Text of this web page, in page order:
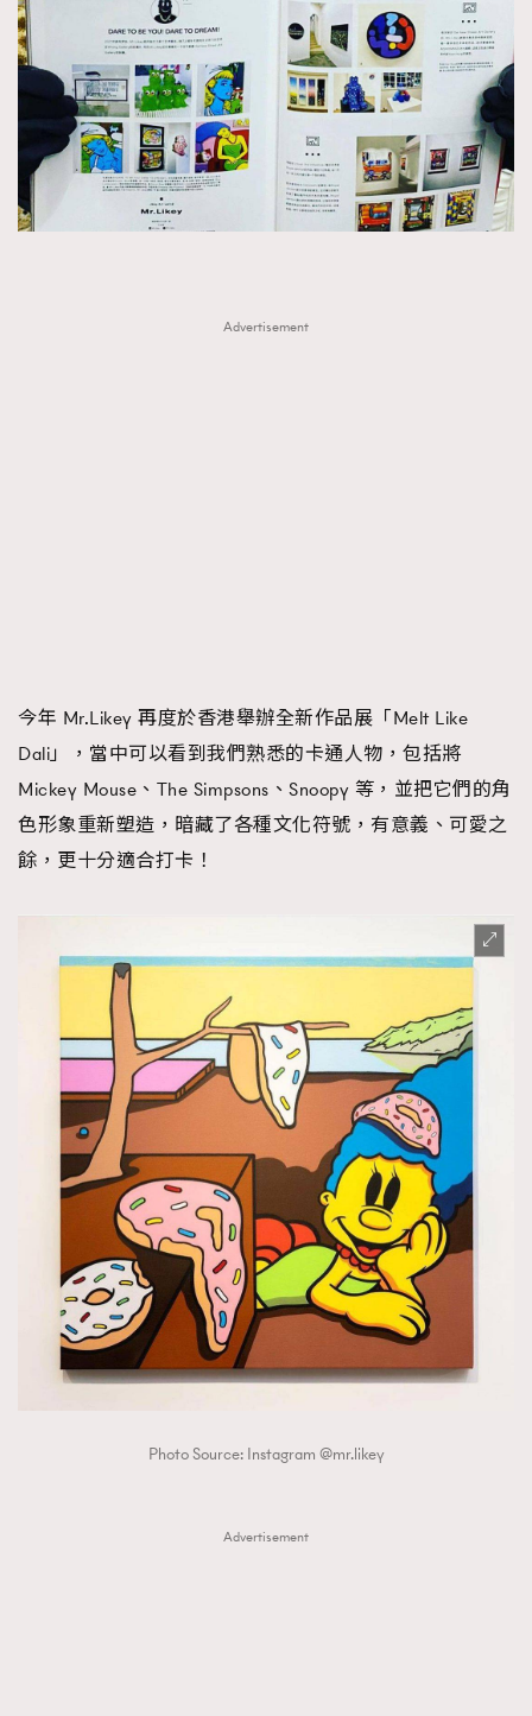
Advertisement
今年 Mr.Likey 再度於香港舉辦全新作品展「Melt Like
Dali」，當中可以看到我們熟悉的卡通人物，包括將
Mickey Mouse、The Simpsons、Snoopy 等，並把它們的角
色形象重新塑造，暗藏了各種文化符號，有意義、可愛之
餘，更十分適合打卡！
Photo Source: Instagram @mr.likey
Advertisement